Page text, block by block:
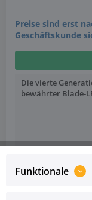
Preise sind erst
Geschäftskunde
Die vierte
bewährter Blade-
Funktionale